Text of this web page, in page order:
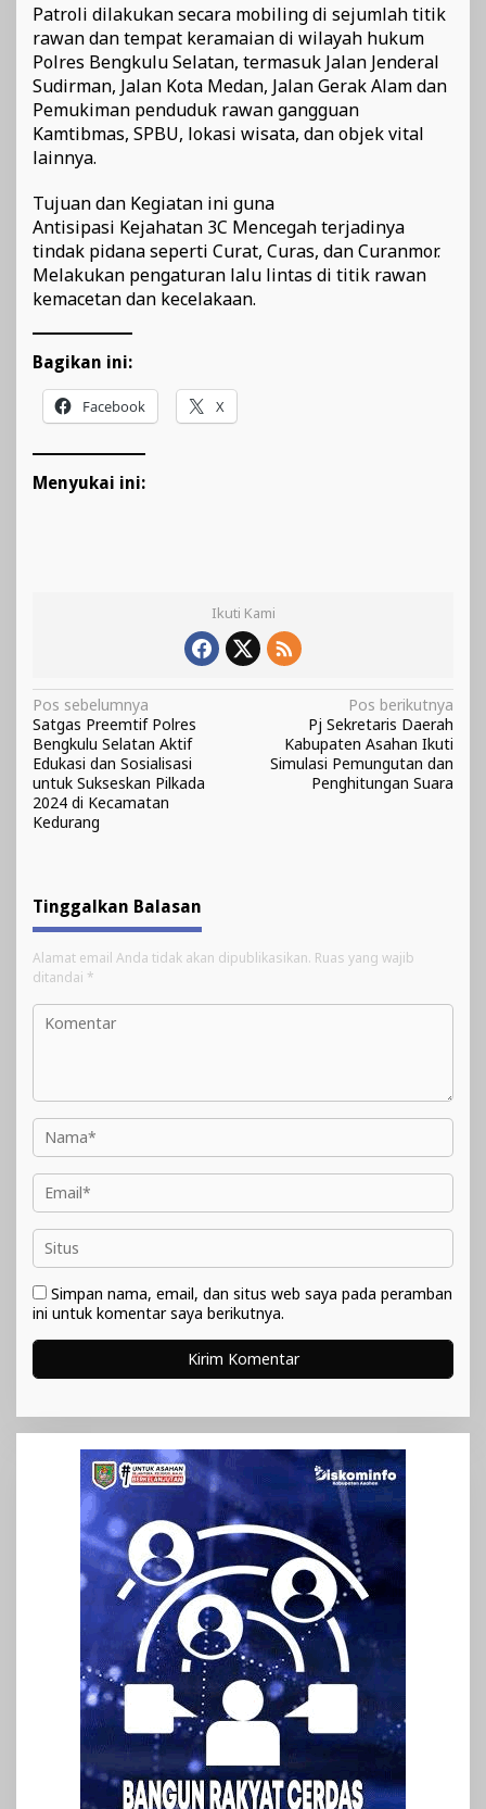
Patroli dilakukan secara mobiling di sejumlah titik
rawan dan tempat keramaian di wilayah hukum
Polres Bengkulu Selatan, termasuk Jalan Jenderal
Sudirman, Jalan Kota Medan, Jalan Gerak Alam dan
Pemukiman penduduk rawan gangguan
Kamtibmas, SPBU, lokasi wisata, dan objek vital
lainnya.
Tujuan dan Kegiatan ini guna
Antisipasi Kejahatan 3C Mencegah terjadinya
tindak pidana seperti Curat, Curas, dan Curanmor.
Melakukan pengaturan lalu lintas di titik rawan
kemacetan dan kecelakaan.
Bagikan ini:
Facebook X
Menyukai ini:
Ikuti Kami
Navigasi
pos
Pos sebelumnya
Satgas Preemtif Polres
Bengkulu Selatan Aktif
Edukasi dan Sosialisasi
untuk Sukseskan Pilkada
2024 di Kecamatan
Kedurang
Pos berikutnya
Pj Sekretaris Daerah
Kabupaten Asahan Ikuti
Simulasi Pemungutan dan
Penghitungan Suara
Tinggalkan Balasan
Alamat email Anda tidak akan dipublikasikan. Ruas yang wajib
ditandai *
Simpan nama, email, dan situs web saya pada peramban
ini untuk komentar saya berikutnya.